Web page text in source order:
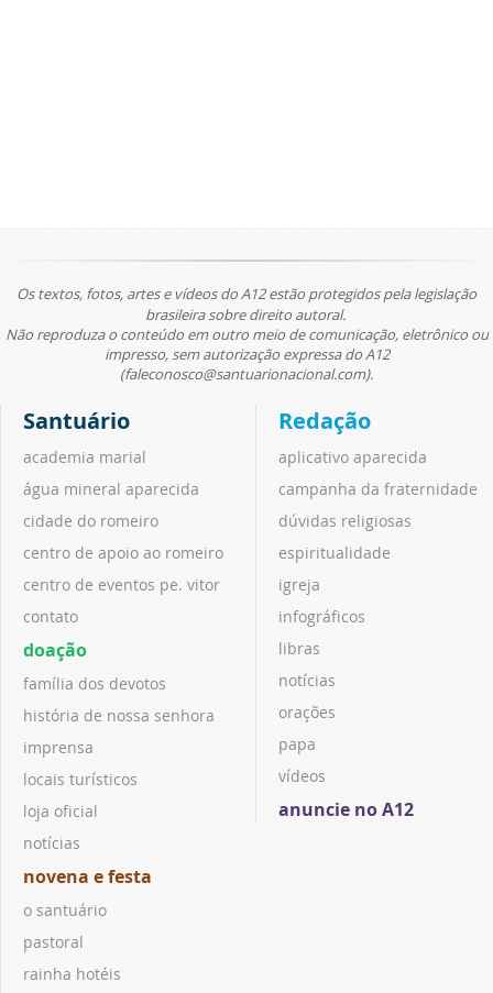
Os textos, fotos, artes e vídeos do A12 estão protegidos pela legislação
brasileira sobre direito autoral.
Não reproduza o conteúdo em outro meio de comunicação, eletrônico ou
impresso, sem autorização expressa do A12
(faleconosco@santuarionacional.com).
Santuário
academia marial
água mineral aparecida
cidade do romeiro
centro de apoio ao romeiro
centro de eventos pe. vitor
contato
doação
família dos devotos
história de nossa senhora
imprensa
locais turísticos
loja oficial
notícias
novena e festa
o santuário
pastoral
rainha hotéis
Redação
aplicativo aparecida
campanha da fraternidade
dúvidas religiosas
espiritualidade
igreja
infográficos
libras
notícias
orações
papa
vídeos
anuncie no A12